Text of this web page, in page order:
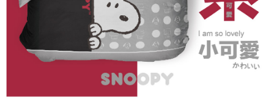
https://aftee.tw/terms/#terms3
３．未成年的使用者請事先徵得法定代理人或監護人之同意方可使用
「AFTEE先享後付」，若未經同意申辦者引起之損失，本公司不負相關責
任。
４．使用「AFTEE先享後付」時，將依據個別帳號之用戶狀況，依本公司即
時審查核予不同之上限額度；若仍有額度不足之情形，本公司將視審查結果
５．嚴禁一人註冊多個帳號或使用他人資訊註冊。若發現惡意使用之情形，
恩沛科技股份有限公司將有權停止該用戶之使用額度並採取法律行動。